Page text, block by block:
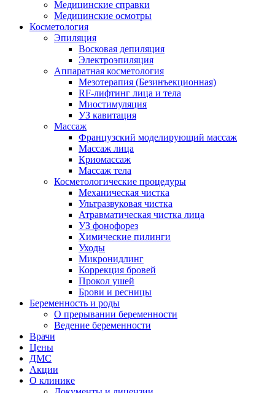
Медицинские справки
Медицинские осмотры
Косметология
Эпиляция
Восковая депиляция
Электроэпиляция
Аппаратная косметология
Мезотерапия (Безинъекционная)
RF-лифтинг лица и тела
Миостимуляция
УЗ кавитация
Массаж
Французский моделирующий массаж
Массаж лица
Криомассаж
Массаж тела
Косметологические процедуры
Механическая чистка
Ультразвуковая чистка
Атравматическая чистка лица
УЗ фонофорез
Химические пилинги
Уходы
Микронидлинг
Коррекция бровей
Прокол ушей
Брови и ресницы
Беременность и роды
О прерывании беременности
Ведение беременности
Врачи
Цены
ДМС
Акции
О клинике